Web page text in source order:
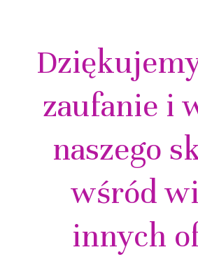
zaufanie i
naszego
wśród
innych